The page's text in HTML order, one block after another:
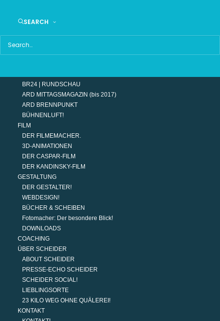
SEARCH
SCHEIDER STARTSEITE
UKRAINE WAR DAY-COUNTER
TERMINE
BR24 | RUNDSCHAU
ARD MITTAGSMAGAZIN (bis 2017)
ARD BRENNPUNKT
BÜHNENLUFT!
FILM
DER FILMEMACHER.
3D-ANIMATIONEN
DER CASPAR-FILM
DER KANDINSKY-FILM
GESTALTUNG
DER GESTALTER!
WEBDESIGN!
BÜCHER & SCHEIBEN
Fotomacher: Der besondere Blick!
DOWNLOADS
COACHING
ÜBER SCHEIDER
ABOUT SCHEIDER
PRESSE-ECHO SCHEIDER
SCHEIDER SOCIAL!
LIEBLINGSORTE
23 KILO WEG OHNE QUÄLEREI!
KONTAKT